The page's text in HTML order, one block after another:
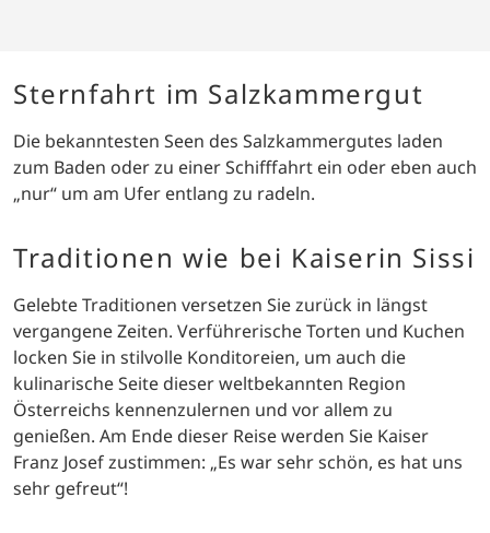
Sternfahrt im Salzkammergut
Die bekanntesten Seen des Salzkammergutes laden
zum Baden oder zu einer Schifffahrt ein oder eben auch
„nur“ um am Ufer entlang zu radeln.
Traditionen wie bei Kaiserin Sissi
Gelebte Traditionen versetzen Sie zurück in längst
vergangene Zeiten. Verführerische Torten und Kuchen
locken Sie in stilvolle Konditoreien, um auch die
kulinarische Seite dieser weltbekannten Region
Österreichs kennenzulernen und vor allem zu
genießen. Am Ende dieser Reise werden Sie Kaiser
Franz Josef zustimmen: „Es war sehr schön, es hat uns
sehr gefreut“!